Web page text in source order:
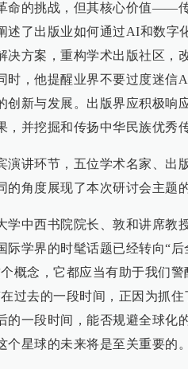
命的挑战，但其核心价值——
述了出版业如何通过AI和数字
决方案，重构学术出版社区，
时，他提醒业界不要过度迷信
创新与发展。出版界应积极响
，并挖掘和传扬中华民族优秀
演讲环节，五位学术名家、出
的角度展现了本次研讨会主题
学中西书院院长、敦和讲席教
际学界的时髦话题已经转向“
概念，它都应当有助于我们
在过去的一段时间，正因为抓
的一段时间，能否规避全球化
个星球的未来将是至关重要的